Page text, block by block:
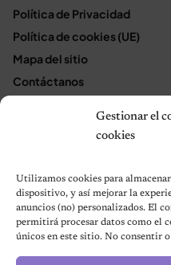
Gestionar el
cookies
Utilizamos cookies para
dispositivo, y así mejorar la
anuncios (no) personalizados. El
permitirá procesar datos como el
únicos en este sitio. No consentir
Política de Privacidad
Política de cookies (UE)
Mapa del sitio
Contáctanos
Política